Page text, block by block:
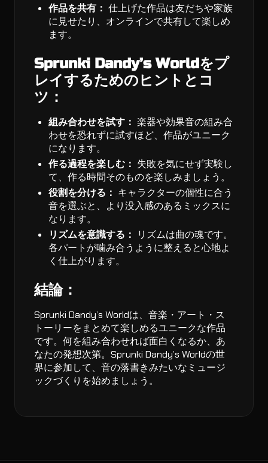
作品を共有： 仕上げた作品は友だちや家族
に見せたり、オンラインで共有して楽しめ
ます。
Sprunki Dandy’s Worldをプ
レイするためのヒントとコ
ツ：
組み合わせを試す： 楽器や効果音の組み合
わせを恐れずに試すほど、作品がユニーク
になります。
作る過程を楽しむ： 失敗を気にせず実験し
て、作る時間そのものを楽しみましょう。
役割を分ける： キャラクターの個性に合う
音を選ぶと、より没入感のあるミックスに
なります。
リズムを意識する：
リズムは曲の魂です。
各パートが噛み合うように整えると心地よ
く仕上がります。
結論：
Sprunki Dandy’s Worldは、音楽・アート・ス
トーリーをまとめて楽しめるユニークな作品
です。何を組み合わせれば面白くなるか、あ
なたの発想次第。Sprunki Dandy’s Worldの世
界に参加して、音の落書きみたいなミュージ
ックづくりを始めましょう。